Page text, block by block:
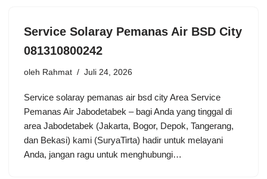
Service Solaray Pemanas Air BSD City
081310800242
oleh Rahmat Juli 24, 2026
Service solaray pemanas air bsd city Area Service
Pemanas Air Jabodetabek – bagi Anda yang tinggal di
area Jabodetabek (Jakarta, Bogor, Depok, Tangerang,
dan Bekasi) kami (SuryaTirta) hadir untuk melayani
Anda, jangan ragu untuk menghubungi…